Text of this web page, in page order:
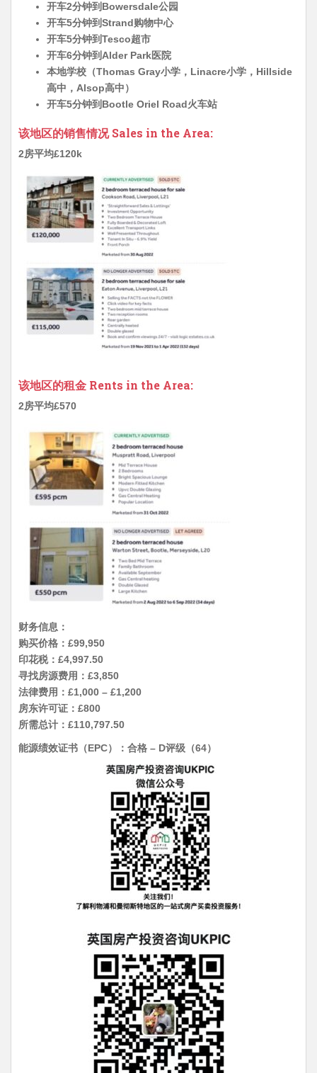
开车2分钟到Bowersdale公园
开车5分钟到Strand购物中心
开车5分钟到Tesco超市
开车6分钟到Alder Park医院
本地学校（Thomas Gray小学，Linacre小学，Hillside
高中，Alsop高中）
开车5分钟到Bootle Oriel Road火车站
该地区的销售情况 Sales in the Area:
2房平均£120k
该地区的租金 Rents in the Area:
2房平均£570
财务信息：
购买价格：£99,950
印花税：£4,997.50
寻找房源费用：£3,850
法律费用：£1,000 – £1,200
房东许可证：£800
所需总计：£110,797.50
能源绩效证书（EPC）：合格 – D评级（64）